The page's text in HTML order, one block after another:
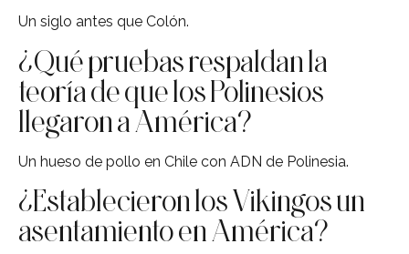
Un siglo antes que Colón.
¿Qué pruebas respaldan la
teoría de que los Polinesios
llegaron a América?
Un hueso de pollo en Chile con ADN de Polinesia.
¿Establecieron los Vikingos un
asentamiento en América?